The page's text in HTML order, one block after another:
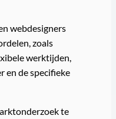
webdesigners
zoals
werktijden,
en de specifieke
te